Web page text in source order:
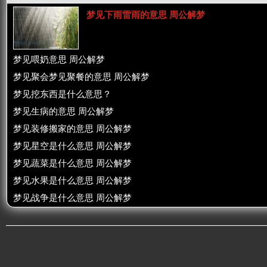
梦见下雨雷雨的意思 周公解梦
梦见喂奶意思 周公解梦
梦见聚会梦见聚餐的意思 周公解梦
梦见挖东西是什么意思？
梦见生病的意思 周公解梦
梦见装修搬家的意思 周公解梦
梦见星空是什么意思 周公解梦
梦见蔬菜是什么意思 周公解梦
梦见水果是什么意思 周公解梦
梦见战争是什么意思 周公解梦